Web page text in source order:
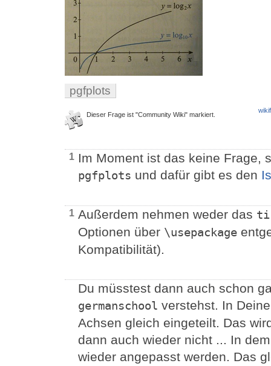
pgfplots
Dieser Frage ist "Community Wiki" markiert.
1 Im Moment ist das keine Frage,
pgfplots und dafür gibt es den
1 Außerdem nehmen weder das
Optionen über \usepackage
Kompatibilität).
Du müsstest dann auch schon
germanschool verstehst. In
Achsen gleich eingeteilt. Das
dann auch wieder nicht ... In
wieder angepasst werden. Das